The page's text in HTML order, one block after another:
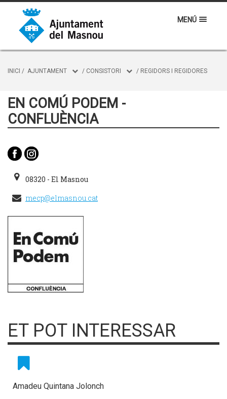
MENÚ
INICI / AJUNTAMENT / CONSISTORI / REGIDORS I REGIDORES
EN COMÚ PODEM -
CONFLUÈNCIA
08320 - El Masnou
mecp@elmasnou.cat
ET POT INTERESSAR
Amadeu Quintana Jolonch